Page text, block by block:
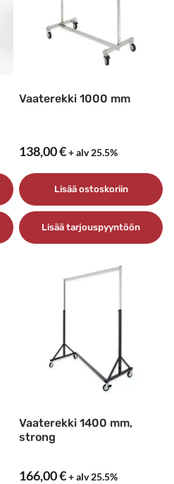
Vaaterekki 1000 mm
138,00€+ alv 25.5%
Lisää ostoskoriin
Lisää tarjouspyyntöön
Vaaterekki 1400 mm,
strong
166,00€+ alv 25.5%